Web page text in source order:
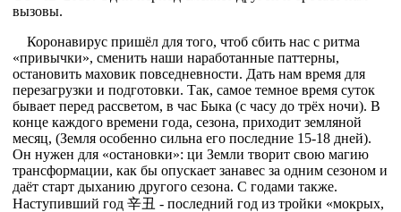
вызовы.
Коронавирус пришёл для того, чтоб сбить нас с ритма
«привычки», сменить наши наработанные паттерны,
остановить маховик повседневности. Дать нам время для
перезагрузки и подготовки. Так, самое темное время суток
бывает перед рассветом, в час Быка (с часу до трёх ночи). В
конце каждого времени года, сезона, приходит земляной
месяц, (Земля особенно сильна его последние 15-18 дней).
Он нужен для «остановки»: ци Земли творит свою магию
трансформации, как бы опускает занавес за одним сезоном и
даёт старт дыханию другого сезона. С годами также.
Наступивший год 辛丑 - последний год из тройки «мокрых,